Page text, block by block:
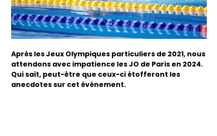
Après les Jeux Olympiques particuliers de 2021, nous
attendons avec impatience les JO de Paris en 2024.
Qui sait, peut-être que ceux-ci étofferont les
anecdotes sur cet événement.